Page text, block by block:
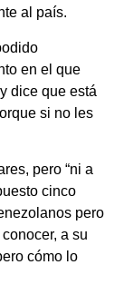
al país.
en el que
dice que está
si no les
pero “ni a
cinco
pero
a su
cómo lo